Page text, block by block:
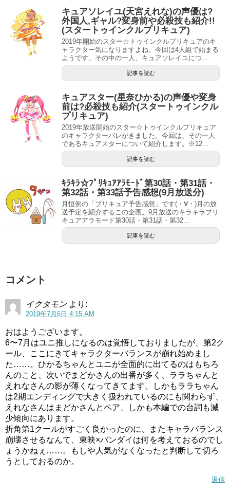
キュアソレイユ(天宮えれな)の声優は?
外国人,ギャル?変身前や必殺技も紹介!!
(スタートゥインクルプリキュア)
2019年開始のスター☆トゥインクルプリキュアのキ
ャラクター気になりますよね。今回は4人組で始まる
ようです。その中の一人、キュアソレイユにつ...
記事を読む
キュアスター(星奈ひかる)の声優や変身
前は?必殺技も紹介(スタートゥインクル
プリキュア)
2019年放送開始のスター☆トゥインクルプリキュア
のキャラクターバレがきました。今回は、その一人
であるキュアスターについて紹介します。※12...
記事を読む
ｷﾗｷﾗ☆ﾌﾟﾘｷｭｱｱﾗﾓｰﾄﾞ第30話・第31話・
第32話・第33話予告感想(9月放送分)
月恒例の「プリキュア予告感想」です(・∀・)月の放
送予定を紹介するこの企画。9月放送のキラキラプリ
キュアアラモード第30話・第31話・第32...
記事を読む
コメント
イクタモン より:
2019年7月6日 4:15 AM
おはようございます。
6〜7月はユニ推しになるのは覚悟しておりましたが、第2ク
ール、ここにきてキャラクターバランスが崩れ始めまし
た……。ひかるちゃんとユニが全面的に出てるのはもちろ
んのこと、次いでまどかさんの出番が多く、ララちゃんと
えれなさんの影が薄くなってきてます。しかもララちゃん
は2期エンディングで大きく扱われているのにも関わらず、
えれなさんはまどかさんとペア、しかも本編での台詞も減
少傾向にあります。
折角第1クールがすごく良かったのに、またキャラバランス
崩壊させるなんて、東映×バンダイは何を考えておるのでし
ょうかねぇ……。もしや人気がなくなったと判断して切ろ
うとしておるのか。
返信